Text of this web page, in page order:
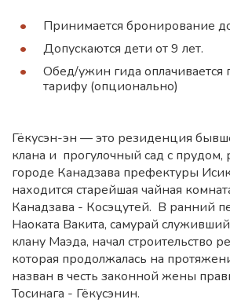
Принимается бронирование
Допускаются дети от 9 лет.
Обед/ужин гида оплачивается
тарифу (опционально)
Гёкусэн-эн — это резиденция
клана и прогулочный сад с
городе Канадзава префектуры
находится старейшая чайная
Канадзава - Косэцутей. В ранний
Наоката Вакита, самурай
клану Маэда, начал строительство
которая продолжалась на
назван в честь законной жены
Тосинага - Гёкусэнин.